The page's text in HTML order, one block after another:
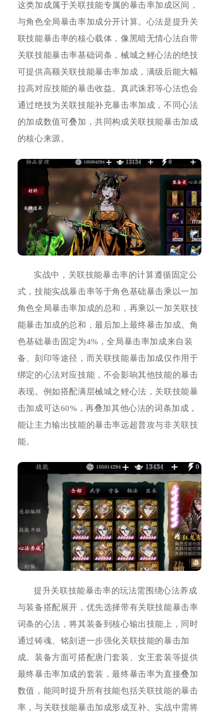
这类加成属于关联技能专属的暴击率加成区间，
与角色全局暴击率加成分开计算。心法是提升关
联技能暴击率的核心载体，像黑暗无情心法自带
关联技能暴击率基础词条，械城之鲤心法的绝技
可提供高额关联技能暴击率加成，满级后能大幅
拉高对应技能的暴击收益。真武诛邪等心法也会
通过绝技为关联技能补充暴击率加成，不同心法
的加成数值可叠加，共同构成关联技能暴击加成
的核心来源。
实战中，关联技能暴击率的计算遵循固定公
式，技能实战暴击率等于角色基础暴击乘以一加
角色全局暴击率加成的总和，再乘以一加关联技
能暴击加成的总和，最后加上最终暴击加成。角
色基础暴击固定为4%，全局暴击率加成来自装
备、刻印等途径，而关联技能暴击加成仅作用于
绑定的心法对应技能，不会影响其他技能的暴击
表现。例如搭配满层械城之鲤心法，关联技能暴
击加成可达60%，再叠加其他心法的词条加成，
能让主力输出技能的暴击率远超普攻与非关联技
能。
提升关联技能暴击率的玩法需围绕心法养成
与装备搭配展开，优先选择带有关联技能暴击率
词条的心法，将其装备到核心输出技能上，同时
通过铸魂、铭刻进一步强化关联技能的暴击加
成。装备方面可搭配唐门套装、女王套装等提供
最终暴击率加成的套装，最终暴击率为直接叠加
数值，能同时提升所有技能包括关联技能的暴击
率，与关联技能暴击加成形成互补。实战中需将